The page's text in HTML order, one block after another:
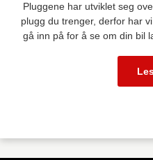
Pluggene har utviklet seg
plugg du trenger, derfor har
gå inn på for å se om din bil